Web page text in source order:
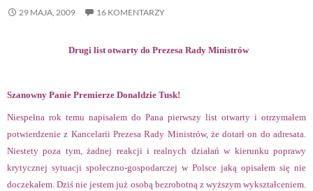
29 MAJA, 2009 16 KOMENTARZY
Drugi list otwarty do Prezesa Rady Ministrów
Szanowny Panie Premierze Donaldzie Tusk!
Niespełna rok temu napisałem do Pana pierwszy list otwarty i otrzymałem
potwierdzenie z Kancelarii Prezesa Rady Ministrów, że dotarł on do adresata.
Niestety poza tym, żadnej reakcji i realnych działań w kierunku poprawy
krytycznej sytuacji społeczno-gospodarczej w Polsce jaką opisałem się nie
doczekałem. Dziś nie jestem już osobą bezrobotną z wyższym wykształceniem.